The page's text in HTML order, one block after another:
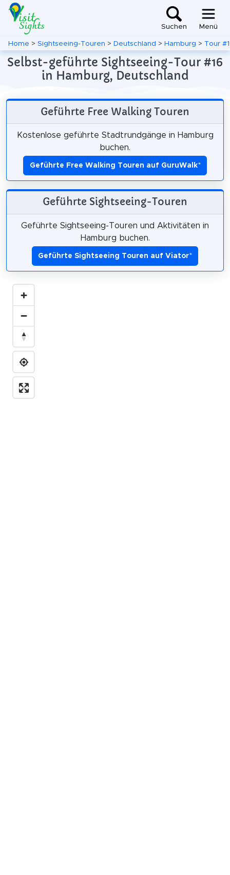
Suchen Menü
Home > Sightseeing-Touren > Deutschland > Hamburg > Tour
Selbst-geführte Sightseeing-Tour #16
in Hamburg, Deutschland
Geführte Free Walking Touren
Kostenlose geführte Stadtrundgänge in Hamburg
buchen.
Geführte Free Walking Touren auf GuruWalk*
Geführte Sightseeing-Touren
Geführte Sightseeing-Touren und Aktivitäten in
Hamburg buchen.
Geführte Sightseeing Touren auf Viator*